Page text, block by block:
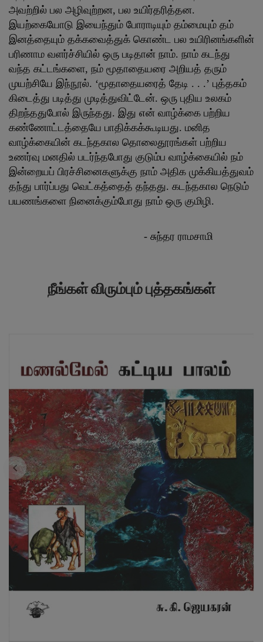
அவற்றில் பல அழிவுற்றன, பல உயிர்தரித்தன.
இயற்கையோடு இயைந்தும் போராடியும் தம்மையும் தம்
இனத்தையும் தக்கவைத்துக் கொண்ட பல உயிரினங்களின்
பரிணாம வளர்ச்சியில் ஒரு படிதான் நாம். நாம் கடந்து
வந்த கட்டங்களை, நம் மூதாதையரை அறியத் தரும்
முயற்சியே இந்நூல். ‘மூதாதையரைத் தேடி . . .’ புத்தகம்
கிடைத்து படித்து முடித்துவிட்டேன். ஒரு புதிய உலகம்
திறந்ததுபோல் இருந்தது. இது என் வாழ்க்கை பற்றிய
கண்ணோட்டத்தையே பாதிக்கக்கூடியது. மனித
வாழ்க்கையின் கடந்தகால தொலைதூரங்கள் பற்றிய
உணர்வு மனதில் படர்ந்தபோது குடும்ப வாழ்க்கையில் நம்
இன்றையப் பிரச்சினைகளுக்கு நாம் அதிக முக்கியத்துவம்
தந்து பார்ப்பது வெட்கத்தைத் தந்தது. கடந்தகால நெடும்
பயணங்களை நினைக்கும்போது நாம் ஒரு குமிழி.
- சுந்தர ராமசாமி
நீங்கள் விரும்பும் புத்தகங்கள்